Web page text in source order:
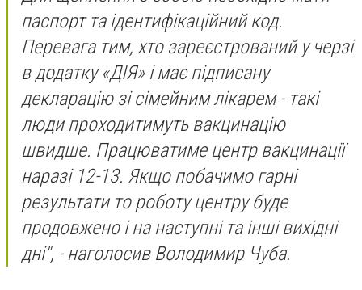
паспорт та ідентифікаційний код.
Перевага тим, хто зареєстрований у черзі
в додатку «ДІЯ» і має підписану
декларацію зі сімейним лікарем - такі
люди проходитимуть вакцинацію
швидше. Працюватиме центр вакцинації
наразі 12-13. Якщо побачимо гарні
результати то роботу центру буде
продовжено і на наступні та інші вихідні
дні", - наголосив Володимир Чуба.